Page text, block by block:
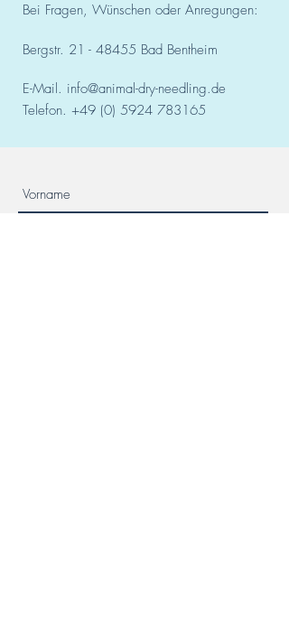
Bei Fragen, Wünschen oder Anregungen:
Bergstr. 21 - 48455 Bad Bentheim
E-Mail. info@animal-dry-needling.de
Telefon. +49 (0) 5924 783165